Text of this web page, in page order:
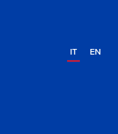
IT EN